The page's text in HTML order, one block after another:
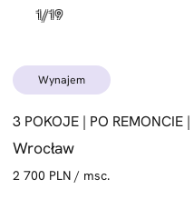
wynajem
3 POKOJE | PO REMONCIE |
Wrocław
2 700 PLN / msc.